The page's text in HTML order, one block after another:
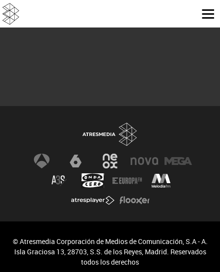
© Atresmedia Corporación de Medios de Comunicación, S.A - A.
Isla Graciosa 13, 28703, S.S. de los Reyes, Madrid. Reservados
todos los derechos